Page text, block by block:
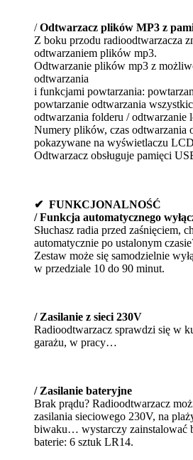
/Odtwarzacz plików MP3 z
Z boku przodu radioodtwarzacza
odtwarzaniem plików mp3.
Odtwarzanie plików mp3 z
odtwarzania
i funkcjami powtarzania:
powtarzanie odtwarzania
odtwarzania folderu / odtwarzanie
Numery plików, czas odtwarzania
pokazywane na wyświetlaczu
Odtwarzacz obsługuje pamięci
✔ FUNKCJONALNOŚĆ
/ Funkcja automatycznego
Słuchasz radia przed zaśnięciem,
automatycznie po ustalonym
Zestaw może się samodzielnie
w przedziale 10 do 90 minut.
/ Zasilanie z sieci 230V
Radioodtwarzacz sprawdzi się w
garażu, w pracy…
/ Zasilanie bateryjne
Brak prądu? Radioodtwarzacz
zasilania sieciowego 230V, na
biwaku… wystarczy zainstalować
baterie: 6 sztuk LR14.